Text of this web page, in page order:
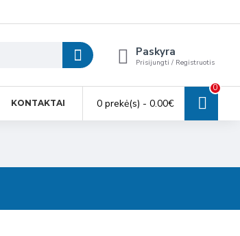
Paskyra
Prisijungti / Registruotis
KONTAKTAI 0 prekė(s) - 0.00€
0